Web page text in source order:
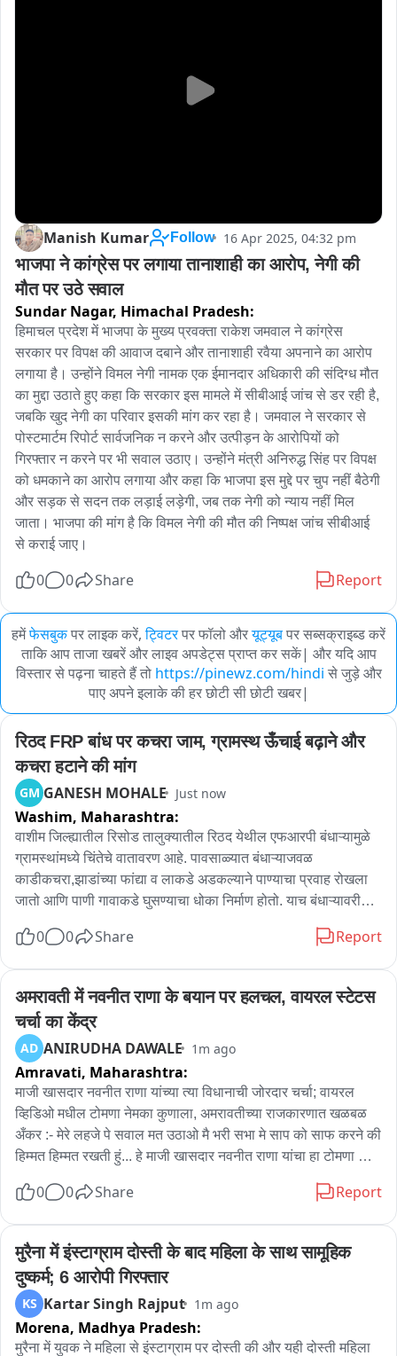
Manish Kumar Follow 16 Apr 2025, 04:32 pm
भाजपा ने कांग्रेस पर लगाया तानाशाही का आरोप, नेगी की
मौत पर उठे सवाल
Sundar Nagar, Himachal Pradesh:
हिमाचल प्रदेश में भाजपा के मुख्य प्रवक्ता राकेश जमवाल ने कांग्रेस
सरकार पर विपक्ष की आवाज दबाने और तानाशाही रवैया अपनाने का आरोप
लगाया है। उन्होंने विमल नेगी नामक एक ईमानदार अधिकारी की संदिग्ध मौत
का मुद्दा उठाते हुए कहा कि सरकार इस मामले में सीबीआई जांच से डर रही है,
जबकि खुद नेगी का परिवार इसकी मांग कर रहा है। जमवाल ने सरकार से
पोस्टमार्टम रिपोर्ट सार्वजनिक न करने और उत्पीड़न के आरोपियों को
गिरफ्तार न करने पर भी सवाल उठाए। उन्होंने मंत्री अनिरुद्ध सिंह पर विपक्ष
को धमकाने का आरोप लगाया और कहा कि भाजपा इस मुद्दे पर चुप नहीं बैठेगी
और सड़क से सदन तक लड़ाई लड़ेगी, जब तक नेगी को न्याय नहीं मिल
जाता। भाजपा की मांग है कि विमल नेगी की मौत की निष्पक्ष जांच सीबीआई
से कराई जाए।
0 0 Share Report
हमेंफेसबुकपर लाइक करें, ट्विटरपर फॉलो औरयूट्यूबपर सब्सक्राइब्ड करें
ताकि आप ताजा खबरें और लाइव अपडेट्स प्राप्त कर सकें| और यदि आप
विस्तार से पढ़ना चाहते हैं तो https://pinewz.com/hindi से जुड़े और
पाए अपने इलाके की हर छोटी सी छोटी खबर|
रिठद FRP बांध पर कचरा जाम, ग्रामस्थ ऊँचाई बढ़ाने और
कचरा हटाने की मांग
GM GANESH MOHALE Just now
Washim, Maharashtra:
वाशीम जिल्ह्यातील रिसोड तालुक्यातील रिठद येथील एफआरपी बंधाऱ्यामुळे
ग्रामस्थांमध्ये चिंतेचे वातावरण आहे. पावसाळ्यात बंधाऱ्याजवळ
काडीकचरा,झाडांच्या फांद्या व लाकडे अडकल्याने पाण्याचा प्रवाह रोखला
जातो आणि पाणी गावाकडे घुसण्याचा धोका निर्माण होतो. याच बंधाऱ्यावरील
वाहतुकीलाही अडथळा निर्माण होतो. त्यामुळे जलसंधारण विभागाने तातडीने
हटवावा,अशी मागणी ग्रामस्थांनी केली आहे.
0 0 Share Report
अमरावती में नवनीत राणा के बयान पर हलचल, वायरल स्टेटस
चर्चा का केंद्र
AD ANIRUDHA DAWALE 1m ago
Amravati, Maharashtra:
माजी खासदार नवनीत राणा यांच्या त्या विधानाची जोरदार चर्चा; वायरल
व्हिडिओ मधील टोमणा नेमका कुणाला, अमरावतीच्या राजकारणात खळबळ
अँकर :- मेरे लहजे पे सवाल मत उठाओ मै भरी सभा मे साप को साफ करने की
हिम्मत हिम्मत रखती हुं... हे माजी खासदार नवनीत राणा यांचा हा टोमणा
नवनीत राणा यांच्या या विधानामुळे विरोधक आणि समर्थकांमध्ये कलगीतुरा
नेहमीच आक्रमक भूमिकेसाठी ओळखले जाते. निवडणुका असोत किंवा इतर
सामाजिक-राजकीय मुद्दे, नवनीत राणांची देहबोली आणि त्यांची रोखठोक भाषा
नेहमीच चर्चेत राहते. आता या विधानावर विरोधकांकडून काय प्रत्युत्तर येते
आणि अमरावतीच्या राजकारणात याचे काय दूरगामी परिणाम होतात हे आगामी
काळात स्पष्ट होईल. सद्यस्थितीत मात्र अमरावतीमध्ये नवनीत राणांचे हे
व्हाट्सअप स्टेटस चर्चेचा विषय ठरले आहे.
0 0 Share Report
मुरैना में इंस्टाग्राम दोस्ती के बाद महिला के साथ सामूहिक
दुष्कर्म; 6 आरोपी गिरफ्तार
KS Kartar Singh Rajput 1m ago
Morena, Madhya Pradesh:
मुरैना में युवक ने महिला से इंस्टाग्राम पर दोस्ती की और यही दोस्ती महिला